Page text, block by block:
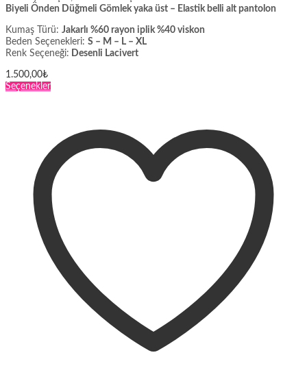
Biyeli Önden Düğmeli Gömlek yaka üst – Elastik belli alt pantolon
Kumaş Türü: Jakarlı %60 rayon iplik %40 viskon
Beden Seçenekleri: S – M – L – XL
Renk Seçeneği: Desenli Lacivert
1.500,00₺
SeçeneklerBu
varyasyonu
var.
Seçenekler
ürün
sayfasından
seçilebilir